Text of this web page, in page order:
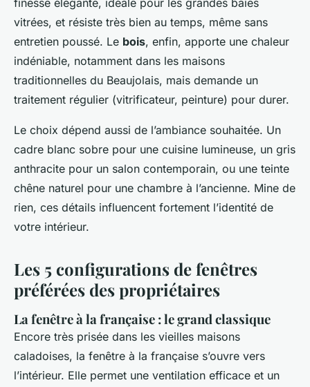
finesse élégante, idéale pour les grandes baies
vitrées, et résiste très bien au temps, même sans
entretien poussé. Le bois, enfin, apporte une chaleur
indéniable, notamment dans les maisons
traditionnelles du Beaujolais, mais demande un
traitement régulier (vitrificateur, peinture) pour durer.
Le choix dépend aussi de l’ambiance souhaitée. Un
cadre blanc sobre pour une cuisine lumineuse, un gris
anthracite pour un salon contemporain, ou une teinte
chêne naturel pour une chambre à l’ancienne. Mine de
rien, ces détails influencent fortement l’identité de
votre intérieur.
Les 5 configurations de fenêtres
préférées des propriétaires
La fenêtre à la française : le grand classique
Encore très prisée dans les vieilles maisons
caladoises, la fenêtre à la française s’ouvre vers
l’intérieur. Elle permet une ventilation efficace et un